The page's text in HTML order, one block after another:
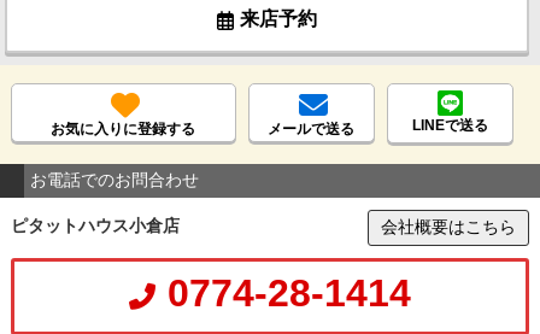
来店予約
お気に入りに登録する メールで送る LINEで送る
お電話でのお問合わせ
ピタットハウス小倉店 会社概要はこちら
0774-28-1414